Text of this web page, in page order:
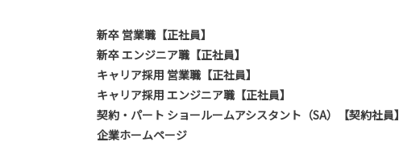
新卒 営業職【正社員】
新卒 エンジニア職【正社員】
キャリア採用 営業職【正社員】
キャリア採用 エンジニア職【正社員】
契約・パート ショールームアシスタント（SA）【契約社員】
企業ホームページ